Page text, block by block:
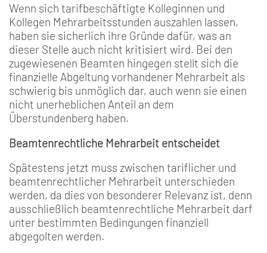
Wenn sich tarifbeschäftigte Kolleginnen und
Kollegen Mehrarbeitsstunden auszahlen lassen,
haben sie sicherlich ihre Gründe dafür, was an
dieser Stelle auch nicht kritisiert wird. Bei den
zugewiesenen Beamten hingegen stellt sich die
finanzielle Abgeltung vorhandener Mehrarbeit als
schwierig bis unmöglich dar, auch wenn sie einen
nicht unerheblichen Anteil an dem
Überstundenberg haben.
Beamtenrechtliche Mehrarbeit entscheidet
Spätestens jetzt muss zwischen tariflicher und
beamtenrechtlicher Mehrarbeit unterschieden
werden, da dies von besonderer Relevanz ist, denn
ausschließlich beamtenrechtliche Mehrarbeit darf
unter bestimmten Bedingungen finanziell
abgegolten werden.